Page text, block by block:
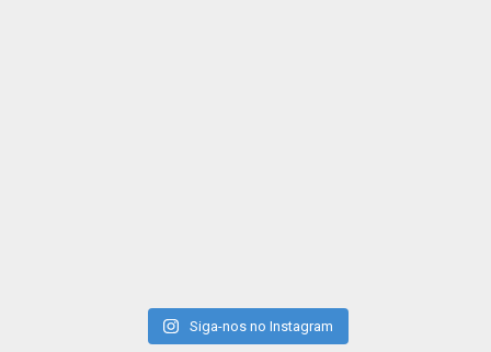
Siga-nos no Instagram